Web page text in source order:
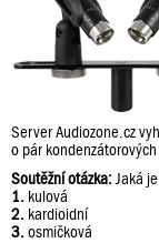
Server Audiozone.cz
o pár
Soutěžní otázka: Jaká
1. kulová
2. kardioidní
3. osmičková